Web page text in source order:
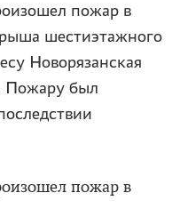
пожар в
шестиэтажного
Новорязанская
Пожару был
пожар в